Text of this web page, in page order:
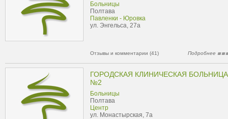
Больницы
Полтава
Павленки - Юровка
ул. Энгельса, 27а
Отзывы и комментарии (41) Подробнее
ГОРОДСКАЯ КЛИНИЧЕСКАЯ БОЛЬНИЦА
№2
Больницы
Полтава
Центр
ул. Монастырская, 7а